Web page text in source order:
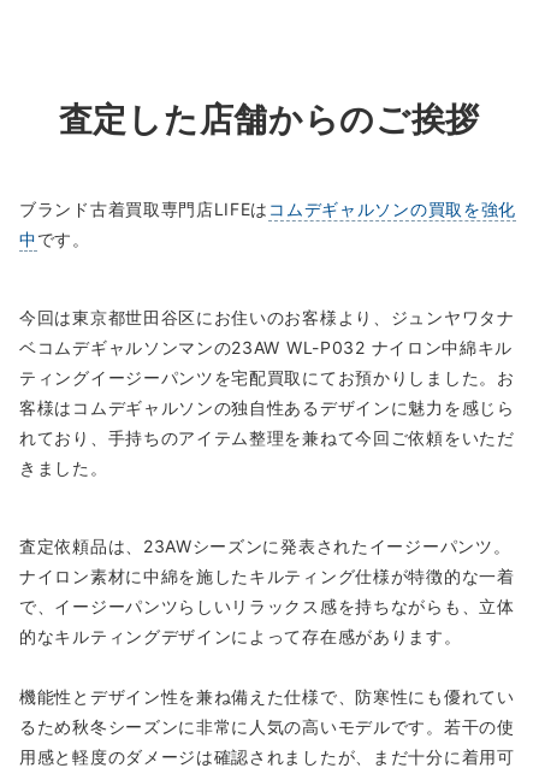
査定した店舗からのご挨拶
ブランド古着買取専門店LIFEは コムデギャルソンの買取を強化
中です。
今回は東京都世田谷区にお住いのお客様より、ジュンヤワタナ
ベコムデギャルソンマンの23AW WL-P032 ナイロン中綿キル
ティングイージーパンツを宅配買取にてお預かりしました。お
客様はコムデギャルソンの独自性あるデザインに魅力を感じら
れており、手持ちのアイテム整理を兼ねて今回ご依頼をいただ
きました。
査定依頼品は、23AWシーズンに発表されたイージーパンツ。
ナイロン素材に中綿を施したキルティング仕様が特徴的な一着
で、イージーパンツらしいリラックス感を持ちながらも、立体
的なキルティングデザインによって存在感があります。
機能性とデザイン性を兼ね備えた仕様で、防寒性にも優れてい
るため秋冬シーズンに非常に人気の高いモデルです。若干の使
用感と軽度のダメージは確認されましたが、まだ十分に着用可